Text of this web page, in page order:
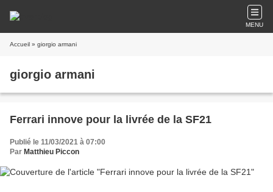
MENU
Accueil » giorgio armani
giorgio armani
Ferrari innove pour la livrée de la SF21
Publié le 11/03/2021 à 07:00
Par Matthieu Piccon